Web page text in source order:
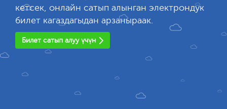
кетсек, онлайн сатып алынган электрондук
билет кагаздагыдан арзаныраак.
Билет сатып алуу үчүн